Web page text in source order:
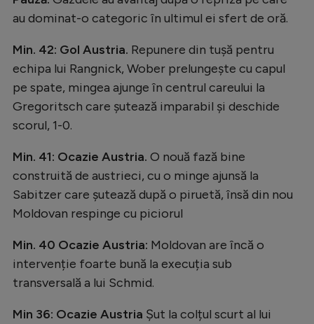
au dominat-o categoric în ultimul ei sfert de oră.
Min. 42: Gol Austria. Repunere din tușă pentru
echipa lui Rangnick, Wober prelungește cu capul
pe spate, mingea ajunge în centrul careului la
Gregoritsch care șutează imparabil și deschide
scorul, 1-0.
Min. 41: Ocazie Austria. O nouă fază bine
construită de austrieci, cu o minge ajunsă la
Sabitzer care șutează după o piruetă, însă din nou
Moldovan respinge cu piciorul
Min. 40 Ocazie Austria: Moldovan are încă o
intervenție foarte bună la execuția sub
transversală a lui Schmid.
Min 36: Ocazie Austria Șut la colțul scurt al lui